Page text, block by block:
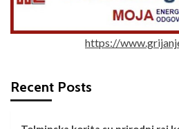
https://
Recent Posts